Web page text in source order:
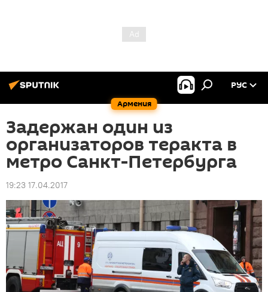
Армения
РУС
Задержан один из
организаторов теракта в
метро Санкт-Петербурга
19:23 17.04.2017